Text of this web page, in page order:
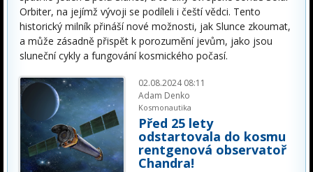
Orbiter, na jejímž vývoji se podíleli i čeští vědci. Tento
historický milník přináší nové možnosti, jak Slunce zkoumat,
a může zásadně přispět k porozumění jevům, jako jsou
sluneční cykly a fungování kosmického počasí.
02.08.2024 08:11
Adam Denko
Kosmonautika
Před 25 lety
odstartovala do kosmu
rentgenová observatoř
Chandra!